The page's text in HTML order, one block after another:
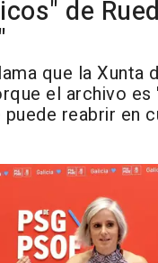
de
que la Xunta
el archivo es
puede reabrir en